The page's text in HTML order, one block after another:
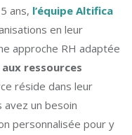
ans, l’équipe Altifica
en leur
approche RH adaptée
ressources
réside dans leur
avez un besoin
personnalisée pour y